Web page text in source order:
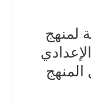
لمنهج